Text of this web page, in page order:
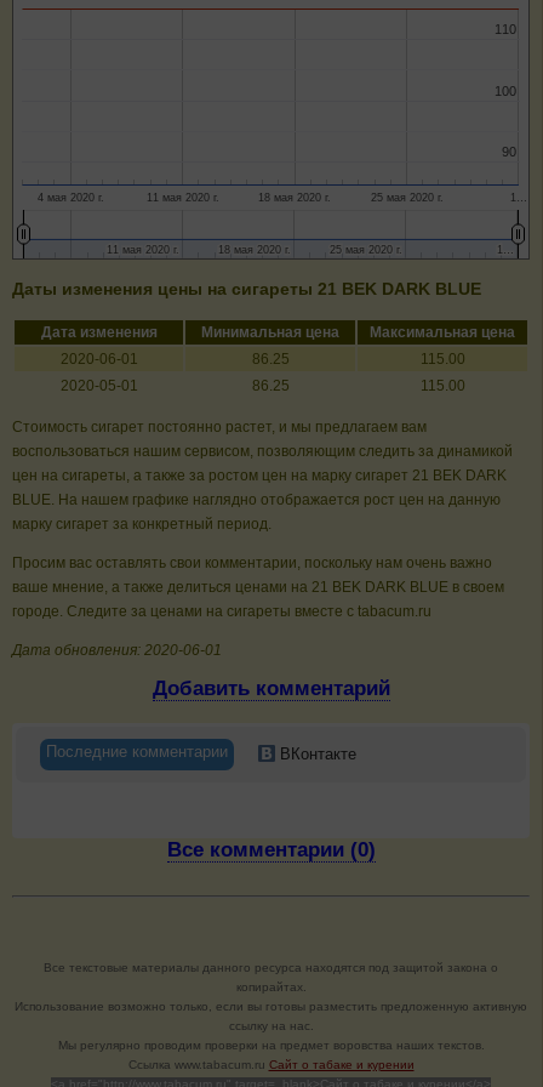
4 мая 2020 г. 11 мая 2020 г. 18 мая 2020 г. 25 мая 2020 г. 1…
90
90
100
100
110
110
11 мая 2020 г.
11 мая 2020 г. 18 мая 2020 г.
18 мая 2020 г. 25 мая 2020 г.
25 мая 2020 г. 1…
1…
Даты изменения цены на сигареты 21 ВEK DARK BLUE
Дата изменения Минимальная цена
Максимальная цена
2020-06-01
86.25
115.00
2020-05-01
86.25 115.00
Стоимость сигарет постоянно растет, и мы предлагаем вам
воспользоваться нашим сервисом, позволяющим следить за динамикой
цен на сигареты, а также за ростом цен на марку сигарет 21 ВEK DARK
BLUE. На нашем графике наглядно отображается рост цен на данную
марку сигарет за конкретный период.
Просим вас оставлять свои комментарии, поскольку нам очень важно
ваше мнение, а также делиться ценами на 21 ВEK DARK BLUE в своем
городе. Следите за ценами на сигареты вместе с tabacum.ru
Дата обновления: 2020-06-01
Добавить комментарий
Последние комментарии ВКонтакте
Все комментарии (0)
Все текстовые материалы данного ресурса находятся под защитой закона о
копирайтах.
Использование возможно только, если вы готовы разместить предложенную активную
ссылку на нас.
Мы регулярно проводим проверки на предмет воровства наших текстов.
Cсылка www.tabacum.ru Сайт о табаке и курении
<a href="http://www.tabacum.ru" target=_blank>Сайт о табаке и курении</a>